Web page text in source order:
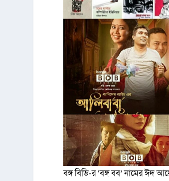
বঙ্গ বিডি-র ‘বঙ্গ বব’ নামের ঈদ